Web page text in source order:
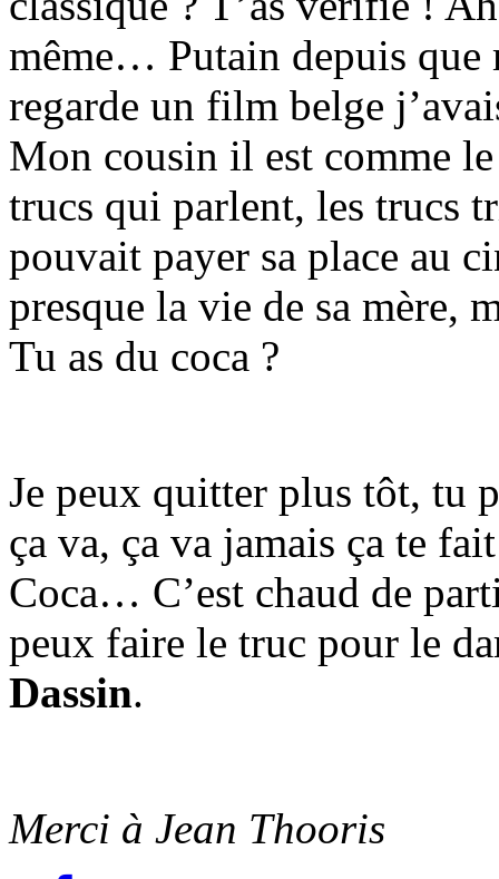
même… Putain depuis que
regarde un film belge
Mon cousin il est comme
trucs qui parlent, les trucs
pouvait payer sa place au
presque la vie de sa mère,
Tu as du coca ?
Je peux quitter plus tôt, tu
ça va, ça va jamais ça te
Coca… C’est chaud de
peux faire le truc pour le
Dassin.
Merci à Jean Thooris